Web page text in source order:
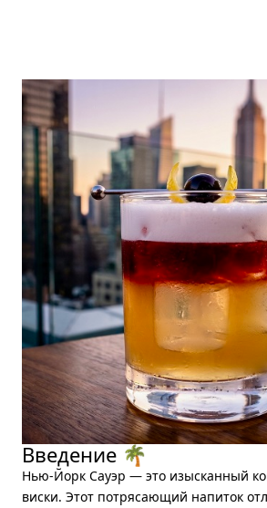
Введение 🌴
Нью-Йорк Сауэр — это изысканный
виски. Этот потрясающий напиток